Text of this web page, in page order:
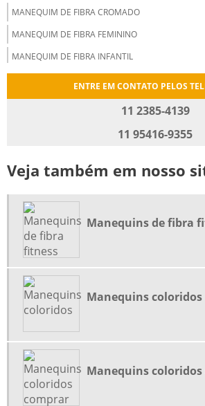
MANEQUIM DE FIBRA CROMADO
MANEQUIM DE FIBRA FEMININO
MANEQUIM DE FIBRA INFANTIL
MANEQUIM DE FIBRA PLUS SIZE
MANEQUIM EXPOSITOR INFANTIL
MANEQUIM PLUS SIZE DE FIBRA
MANEQUIM PLUS SIZE FEMININO
MANEQUIM PLUS SIZE MASCULINO
MANEQUINS COLORIDOS
MANEQUINS DE FIBRA FITNESS
PINTAR MANEQUIM DE FIBRA
PINTURA DE MANEQUINS
ENTRE EM CONTATO PELOS
11 2385-4139
11 95416-9355
Veja também em nosso
Manequins de fibra
Manequins coloridos
Manequins